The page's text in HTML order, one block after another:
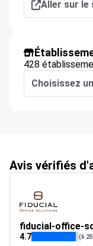
Aller sur le
428
Choisissez
Avis vérifiés
4.7 (6